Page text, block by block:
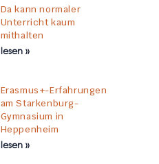
Da kann normaler
Unterricht kaum
mithalten
lesen »
Erasmus+-Erfahrungen
am Starkenburg-
Gymnasium in
Heppenheim
lesen »